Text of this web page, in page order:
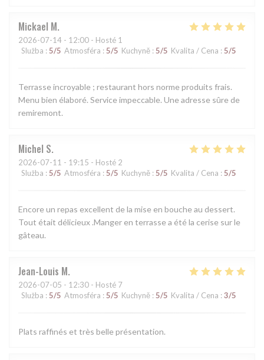
Mickael M
2026-07-14 - 12:00 - Hosté 1
Služba : 5/5 Atmosféra : 5/5 Kuchyně : 5/5 Kvalita / Cena : 5/5
Terrasse incroyable ; restaurant hors norme produits frais.
Menu bien élaboré. Service impeccable. Une adresse sûre de
remiremont.
Michel S
2026-07-11 - 19:15 - Hosté 2
Služba : 5/5 Atmosféra : 5/5 Kuchyně : 5/5 Kvalita / Cena : 5/5
Encore un repas excellent de la mise en bouche au dessert.
Tout était délicieux .Manger en terrasse a été la cerise sur le
gâteau.
Jean-Louis M
2026-07-05 - 12:30 - Hosté 7
Služba : 5/5 Atmosféra : 5/5 Kuchyně : 5/5 Kvalita / Cena : 3/5
Plats raffinés et très belle présentation.